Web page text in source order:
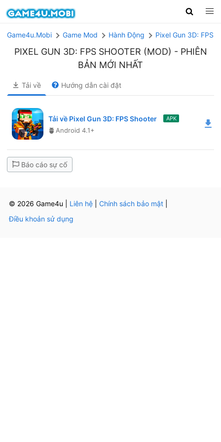
Game4u.Mobi Game Mod Hành Động Pixel Gun 3D: FPS
PIXEL GUN 3D: FPS SHOOTER (MOD) - PHIÊN
BẢN MỚI NHẤT
Tải về Hướng dẫn cài đặt
Tải về Pixel Gun 3D: FPS Shooter APK
Android 4.1+
Báo cáo sự cố
© 2026 Game4u Liên hệ| Chính sách bảo mật|
Điều khoản sử dụng